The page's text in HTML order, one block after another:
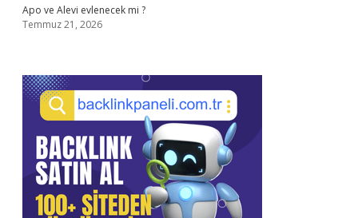
Apo ve Alevi evlenecek mi ?
Temmuz 21, 2026